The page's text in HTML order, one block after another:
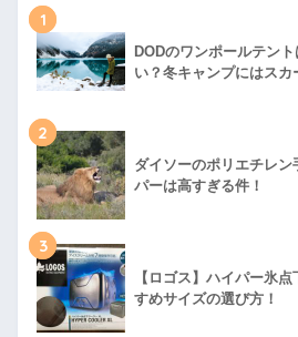
1
DODのワンポールテン
い？冬キャンプにはスカ
2
ダイソーのポリエチレ
パーは高すぎる件！
3
【ロゴス】ハイパー氷
すめサイズの選び方！